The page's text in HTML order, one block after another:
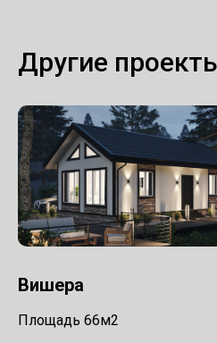
Другие
Вишера
Площадь 66м2